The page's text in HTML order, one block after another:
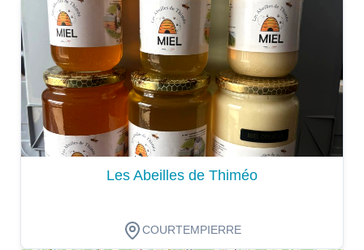
Dégustation
Les Abeilles de Thiméo
COURTEMPIERRE